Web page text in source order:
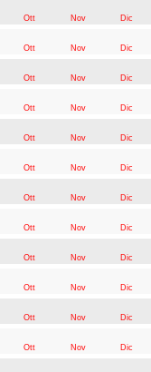
Ott Nov
Dic
Ott Nov
Dic
Ott Nov
Dic
Ott Nov
Dic
Ott Nov
Dic
Ott Nov
Dic
Ott Nov
Dic
Ott Nov
Dic
Ott Nov
Dic
Ott Nov
Dic
Ott Nov
Dic
Ott Nov
Dic